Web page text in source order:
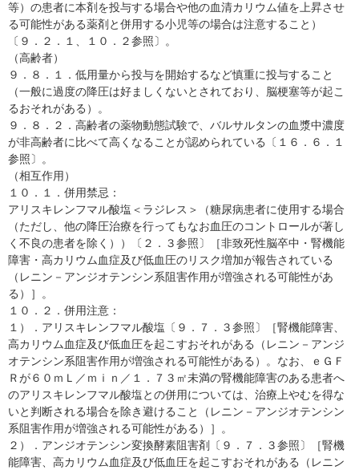
等）の患者に本剤を投与する場合や他の血清カリウム値を上昇させ
る可能性がある薬剤と併用する小児等の場合は注意すること）
〔９．２．１、１０．２参照〕。
（高齢者）
９．８．１．低用量から投与を開始するなど慎重に投与すること
（一般に過度の降圧は好ましくないとされており、脳梗塞等が起こ
るおそれがある）。
９．８．２．高齢者の薬物動態試験で、バルサルタンの血漿中濃度
が非高齢者に比べて高くなることが認められている〔１６．６．１
参照〕。
（相互作用）
１０．１．併用禁忌：
アリスキレンフマル酸塩＜ラジレス＞（糖尿病患者に使用する場合
（ただし、他の降圧治療を行ってもなお血圧のコントロールが著し
く不良の患者を除く））〔２．３参照〕［非致死性脳卒中・腎機能
障害・高カリウム血症及び低血圧のリスク増加が報告されている
（レニン－アンジオテンシン系阻害作用が増強される可能性があ
る）］。
１０．２．併用注意：
１）．アリスキレンフマル酸塩〔９．７．３参照〕［腎機能障害、
高カリウム血症及び低血圧を起こすおそれがある（レニン－アンジ
オテンシン系阻害作用が増強される可能性がある）。なお、ｅＧＦ
Ｒが６０ｍＬ／ｍｉｎ／１．７３㎡未満の腎機能障害のある患者へ
のアリスキレンフマル酸塩との併用については、治療上やむを得な
いと判断される場合を除き避けること（レニン－アンジオテンシン
系阻害作用が増強される可能性がある）］。
２）．アンジオテンシン変換酵素阻害剤〔９．７．３参照〕［腎機
能障害、高カリウム血症及び低血圧を起こすおそれがある（レニン